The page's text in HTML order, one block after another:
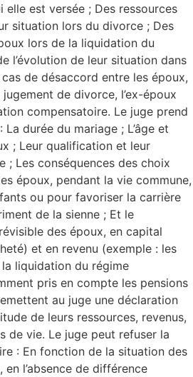
elle est versée ; Des ressources
situation lors du divorce ; Des
lors de la liquidation du
l’évolution de leur situation dans
de désaccord entre les époux,
de divorce, l’ex-époux
compensatoire. Le juge prend
durée du mariage ; L’âge et
; Leur qualification et leur
; Les conséquences des choix
époux, pendant la vie commune,
ou pour favoriser la carrière
de la sienne ; Et le
des époux, en capital
et en revenu (exemple : les
liquidation du régime
pris en compte les pensions
au juge une déclaration
de leurs ressources, revenus,
de vie. Le juge peut refuser la
: En fonction de la situation des
l’absence de différence